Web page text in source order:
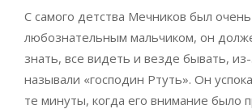
С самого детства Мечников был очень
любознательным мальчиком, он
знать, все видеть и везде бывать, из-
называли «господин Ртуть». Он
те минуты, когда его внимание было